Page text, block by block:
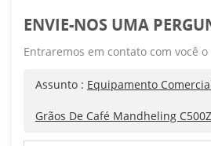
ENVIE-NOS UMA
Entraremos em contato com você
Assunto : Equipamento
Grãos De Café Mandheling C500Z